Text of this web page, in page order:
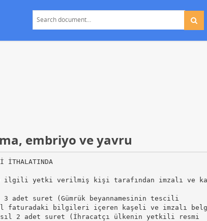
embriyo ve yavru
İTHALATINDA
ilgili yetki verilmiş kişi tarafından imzalı ve
adet suret (Gümrük beyannamesinin tescili
faturadaki bilgileri içeren kaşeli ve imzalı
2 adet suret (İhracatçı ülkenin yetkili resmi